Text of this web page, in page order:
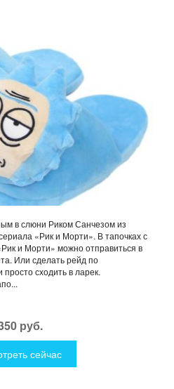
в слюни Риком Санчезом из
«Рик и Морти». В тапочках с
и Морти» можно отправиться в
Или сделать рейд по
сходить в ларек.
руб.
сейчас